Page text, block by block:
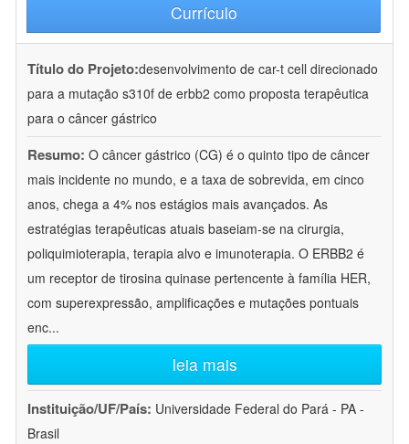
Currículo
Título do Projeto:desenvolvimento de car-t cell direcionado
para a mutação s310f de erbb2 como proposta terapêutica
para o câncer gástrico
Resumo: O câncer gástrico (CG) é o quinto tipo de câncer
mais incidente no mundo, e a taxa de sobrevida, em cinco
anos, chega a 4% nos estágios mais avançados. As
estratégias terapêuticas atuais baseiam-se na cirurgia,
poliquimioterapia, terapia alvo e imunoterapia. O ERBB2 é
um receptor de tirosina quinase pertencente à família HER,
com superexpressão, amplificações e mutações pontuais
enc...
leia mais
Instituição/UF/País: Universidade Federal do Pará - PA -
Brasil